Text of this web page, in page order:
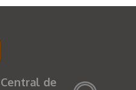
Central de